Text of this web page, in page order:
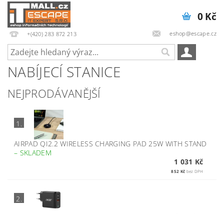
+(420) 283 872 213 eshop@escape.cz
0 Kč
NABÍJECÍ STANICE
NEJPRODÁVANĚJŠÍ
1.
AIRPAD QI2.2 WIRELESS CHARGING PAD 25W WITH STAND
– SKLADEM
1 031 Kč
852 Kč bez DPH
2.